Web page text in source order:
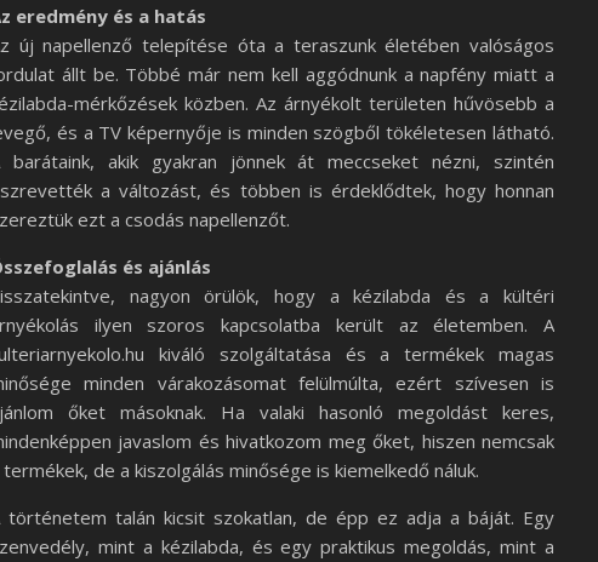
eredmény és a hatás
új napellenző telepítése óta a teraszunk életében valóságos
állt be. Többé már nem kell aggódnunk a napfény miatt a
mérkőzések közben. Az árnyékolt területen hűvösebb a
és a TV képernyője is minden szögből tökéletesen látható.
barátaink, akik gyakran jönnek át meccseket nézni, szintén
a változást, és többen is érdeklődtek, hogy honnan
ezt a csodás napellenzőt.
és ajánlás
nagyon örülök, hogy a kézilabda és a kültéri
ilyen szoros kapcsolatba került az életemben. A
kiváló szolgáltatása és a termékek magas
minden várakozásomat felülmúlta, ezért szívesen is
őket másoknak. Ha valaki hasonló megoldást keres,
javaslom és hivatkozom meg őket, hiszen nemcsak
termékek, de a kiszolgálás minősége is kiemelkedő náluk.
történetem talán kicsit szokatlan, de épp ez adja a báját. Egy
mint a kézilabda, és egy praktikus megoldás, mint a